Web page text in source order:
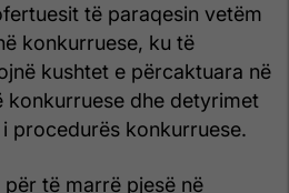
të paraqesin vetëm
konkurruese, ku të
kushtet e përcaktuara në
konkurruese dhe detyrimet
procedurës konkurruese.
të marrë pjesë në